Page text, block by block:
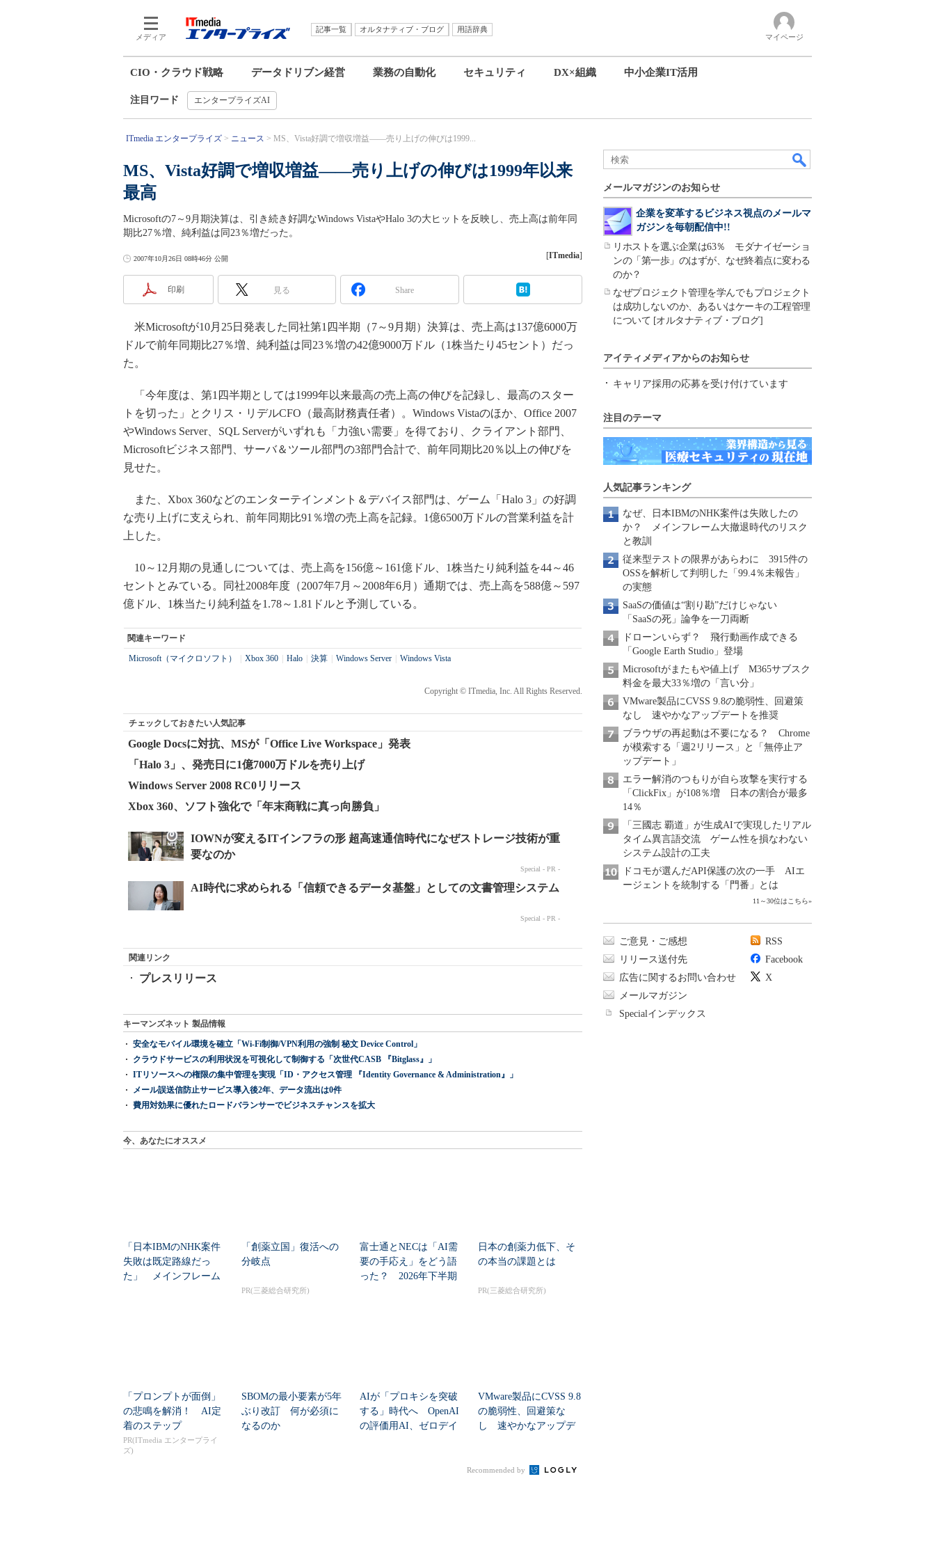
メディア
記事一覧 オルタナティブ・ブログ
用語辞典
マイページ
CIO・クラウド戦略 データドリブン経営 業務の自動化 セキュリティ DX×組織 中小企業IT活用
注目ワード エンタープライズAI
ITmedia エンタープライズ ニュース MS、Vista好調で増収増益――売り上げの伸びは1999...
MS、Vista好調で増収増益――売り上げの伸びは1999年以来
最高
Microsoftの7～9月期決算は、引き続き好調なWindows VistaやHalo 3の大ヒットを反映し、売上高は前年同
期比27％増、純利益は同23％増だった。
2007年10月26日 08時46分 公開 [ITmedia]
印刷 見る Share
米Microsoftが10月25日発表した同社第1四半期（7～9月期）決算は、売上高は137億6000万
ドルで前年同期比27％増、純利益は同23％増の42億9000万ドル（1株当たり45セント）だっ
た。
「今年度は、第1四半期としては1999年以来最高の売上高の伸びを記録し、最高のスター
トを切った」とクリス・リデルCFO（最高財務責任者）。Windows Vistaのほか、Office 2007
やWindows Server、SQL Serverがいずれも「力強い需要」を得ており、クライアント部門、
Microsoftビジネス部門、サーバ＆ツール部門の3部門合計で、前年同期比20％以上の伸びを
見せた。
また、Xbox 360などのエンターテインメント＆デバイス部門は、ゲーム「Halo 3」の好調
な売り上げに支えられ、前年同期比91％増の売上高を記録。1億6500万ドルの営業利益を計
上した。
10～12月期の見通しについては、売上高を156億～161億ドル、1株当たり純利益を44～46
セントとみている。同社2008年度（2007年7月～2008年6月）通期では、売上高を588億～597
億ドル、1株当たり純利益を1.78～1.81ドルと予測している。
関連キーワード
Microsoft（マイクロソフト） Xbox 360 Halo 決算 Windows Server Windows Vista
Copyright © ITmedia, Inc. All Rights Reserved.
チェックしておきたい人気記事
Google Docsに対抗、MSが「Office Live Workspace」発表
「Halo 3」、発売日に1億7000万ドルを売り上げ
Windows Server 2008 RC0リリース
Xbox 360、ソフト強化で「年末商戦に真っ向勝負」
関連リンク
プレスリリース
キーマンズネット 製品情報
安全なモバイル環境を確立「Wi-Fi制御/VPN利用の強制 秘文 Device Control」
クラウドサービスの利用状況を可視化して制御する「次世代CASB 『Bitglass』」
ITリソースへの権限の集中管理を実現「ID・アクセス管理 『Identity Governance & Administration』」
メール誤送信防止サービス導入後2年、データ流出は0件
費用対効果に優れたロードバランサーでビジネスチャンスを拡大
今、あなたにオススメ
「日本IBMのNHK案件
失敗は既定路線だっ
た」 メインフレーム
「創薬立国」復活への
分岐点
PR(三菱総合研究所)
富士通とNECは「AI需
要の手応え」をどう語
った？ 2026年下半期
日本の創薬力低下、そ
の本当の課題とは
PR(三菱総合研究所)
「プロンプトが面倒」
の悲鳴を解消！ AI定
着のステップ
PR(ITmedia エンタープライ
ズ)
SBOMの最小要素が5年
ぶり改訂 何が必須に
なるのか
AIが「プロキシを突破
する」時代へ OpenAI
の評価用AI、ゼロデイ
VMware製品にCVSS 9.8
の脆弱性、回避策な
し 速やかなアップデ
Recommended by
メールマガジンのお知らせ
企業を変革するビジネス視点のメールマ
ガジンを毎朝配信中!!
リホストを選ぶ企業は63％ モダナイゼーショ
ンの「第一歩」のはずが、なぜ終着点に変わる
のか？
なぜプロジェクト管理を学んでもプロジェクト
は成功しないのか、あるいはケーキの工程管理
について [オルタナティブ・ブログ]
アイティメディアからのお知らせ
キャリア採用の応募を受け付けています
注目のテーマ
人気記事ランキング
なぜ、日本IBMのNHK案件は失敗したの
か？ メインフレーム大撤退時代のリスク
と教訓
従来型テストの限界があらわに 3915件の
OSSを解析して判明した「99.4％未報告」
の実態
SaaSの価値は“割り勘”だけじゃない
「SaaSの死」論争を一刀両断
ドローンいらず？ 飛行動画作成できる
「Google Earth Studio」登場
Microsoftがまたもや値上げ M365サブスク
料金を最大33％増の「言い分」
VMware製品にCVSS 9.8の脆弱性、回避策
なし 速やかなアップデートを推奨
ブラウザの再起動は不要になる？ Chrome
が模索する「週2リリース」と「無停止ア
ップデート」
エラー解消のつもりが自ら攻撃を実行する
「ClickFix」が108％増 日本の割合が最多
14％
「三國志 覇道」が生成AIで実現したリアル
タイム異言語交流 ゲーム性を損なわない
システム設計の工夫
ドコモが選んだAPI保護の次の一手 AIエ
ージェントを統制する「門番」とは
11～30位はこちら»
ご意見・ご感想
リリース送付先
広告に関するお問い合わせ
メールマガジン
Specialインデックス
RSS
Facebook
X